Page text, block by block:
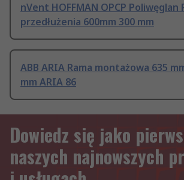
nVent HOFFMAN OPCP Poliwęglan
przedłużenia 600mm 300 mm
ABB ARIA Rama montażowa 635
mm ARIA 86
Dowiedz się jako
naszych najnowszych